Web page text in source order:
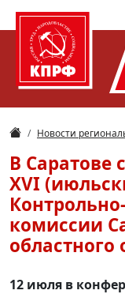
Новости
В Саратове
XVI
комиссии
12 июля в